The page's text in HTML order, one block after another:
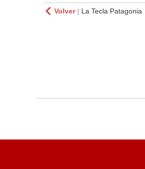
Volver| La Tecla Patagonia